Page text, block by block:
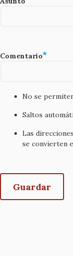
Comentario
No se
Saltos
Las
se convierten